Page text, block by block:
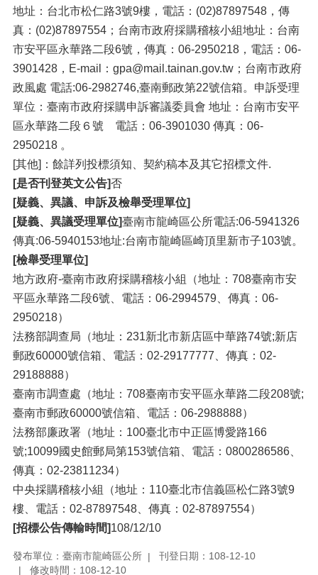
地址：台北市松仁路3號9樓，電話：(02)87897548，傳
真：(02)87897554；台南市政府採購稽核小組地址：台南
市安平區永華路二段6號，傳真：06-2950218，電話：06-
3901428，E-mail：gpa@mail.tainan.gov.tw；台南市政府
政風處 電話:06-2982746,臺南郵政第22號信箱。申訴受理
單位：臺南市政府採購申訴審議委員會 地址：台南市安平
區永華路二段６號 電話：06-3901030 傳真：06-
2950218 。
[其他]：餘詳列投標須知、契約稿本及其它招標文件.
[是否刊登英文公告]否
[疑義、異議、申訴及檢舉受理單位]
[疑義、異議受理單位]臺南市龍崎區公所電話:06-5941326
傳真:06-5940153地址:台南市龍崎區崎頂里新市子103號。
[檢舉受理單位]
地方政府-臺南市政府採購稽核小組（地址：708臺南市安
平區永華路二段6號、電話：06-2994579、傳真：06-
2950218）
法務部調查局（地址：231新北市新店區中華路74號;新店
郵政60000號信箱、電話：02-29177777、傳真：02-
29188888）
臺南市調查處（地址：708臺南市安平區永華路二段208號;
臺南市郵政60000號信箱、電話：06-2988888）
法務部廉政署（地址：100臺北市中正區博愛路166
號;10099國史館郵局第153號信箱、電話：0800286586、
傳真：02-23811234）
中央採購稽核小組（地址：110臺北市信義區松仁路3號9
樓、電話：02-87897548、傳真：02-87897554）
[招標公告傳輸時間]108/12/10
發布單位：臺南市龍崎區公所
刊登日期：108-12-10
修改時間：108-12-10